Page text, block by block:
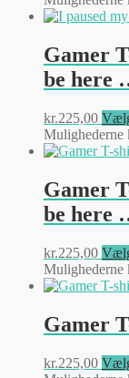
Gamer
be here
kr.225,00
Mulighederne
Gamer
be here
kr.225,00
Mulighederne
Gamer
kr.225,00